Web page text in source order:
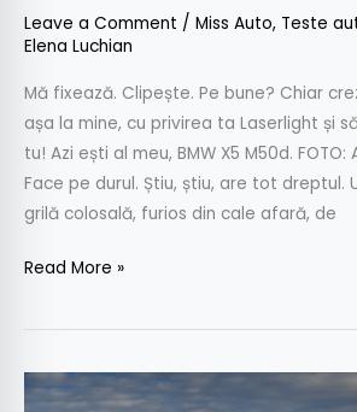
Leave a Comment / Miss Auto, Teste
Elena Luchian
Mă fixează. Clipește. Pe bune? Chiar
așa la mine, cu privirea ta Laserlight și
tu! Azi ești al meu, BMW X5 M50d. FOTO:
Face pe durul. Știu, știu, are tot dreptul.
grilă colosală, furios din cale afară, de
Read More »
Prețuri